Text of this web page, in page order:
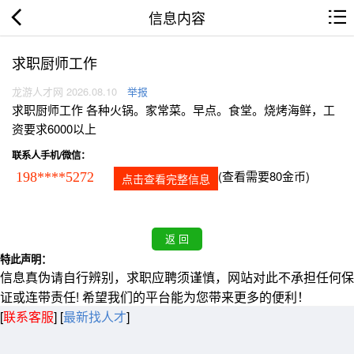
信息内容
求职厨师工作
龙游人才网 2026.08.10 举报
求职厨师工作 各种火锅。家常菜。早点。食堂。烧烤海鲜，工
资要求6000以上
联系人手机/微信：
198****5272 点击查看完整信息 (查看需要80金币)
特此声明：
信息真伪请自行辨别，求职应聘须谨慎，网站对此不承担任何保
证或连带责任! 希望我们的平台能为您带来更多的便利！
[联系客服] [最新找人才]